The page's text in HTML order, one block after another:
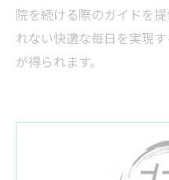
院を続ける際のガイドを
れない快適な毎日を実現
が得られます。